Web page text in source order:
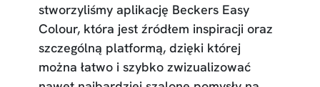
stworzyliśmy aplikację Beckers Easy
Colour, która jest źródłem inspiracji oraz
szczególną platformą, dzięki której
można łatwo i szybko zwizualizować